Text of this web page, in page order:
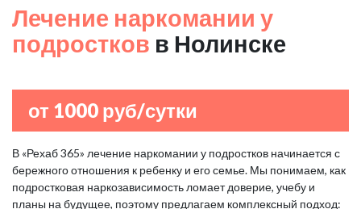
Лечение наркомании у
подростков в Нолинске
от 1000 руб/сутки
В «Рехаб 365» лечение наркомании у подростков начинается с
бережного отношения к ребенку и его семье. Мы понимаем, как
подростковая наркозависимость ломает доверие, учебу и
планы на будущее, поэтому предлагаем комплексный подход: